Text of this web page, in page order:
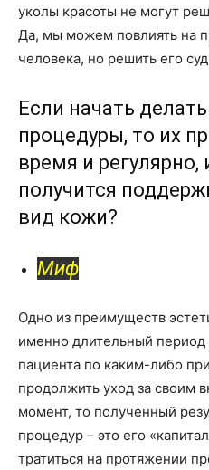
уколы красоты не могут
Да, мы можем повлиять на
человека, но решить его
Если начать
процедуры, то их
время и регулярно,
получится
вид кожи?
Миф
Одно из преимуществ
именно длительный период
пациента по каким-либо
продолжить уход за своим
момент, то полученный
процедур – это его
тратиться на протяжении